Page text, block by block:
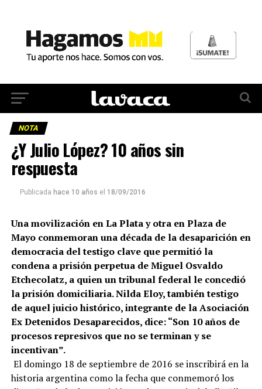
NOTA
¿Y Julio López? 10 años sin
respuesta
Publicada hace 10 años el 18/09/2016
Una movilización en La Plata y otra en Plaza de
Mayo conmemoran una década de la desaparición en
democracia del testigo clave que permitió la
condena a prisión perpetua de Miguel Osvaldo
Etchecolatz, a quien un tribunal federal le concedió
la prisión domiciliaria. Nilda Eloy, también testigo
de aquel juicio histórico, integrante de la Asociación
Ex Detenidos Desaparecidos, dice: “Son 10 años de
procesos represivos que no se terminan y se
incentivan”.
El domingo 18 de septiembre de 2016 se inscribirá en la
historia argentina como la fecha que conmemoró los